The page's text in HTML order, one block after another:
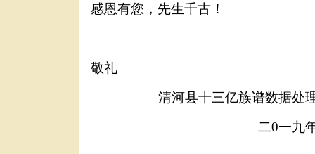
感恩有您，先生千古！
敬礼
清河县十三亿族谱数据处
二0一九